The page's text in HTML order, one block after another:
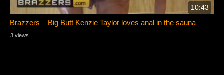
10:43
Brazzers – Big Butt Kenzie Taylor loves anal in the sauna
3 views